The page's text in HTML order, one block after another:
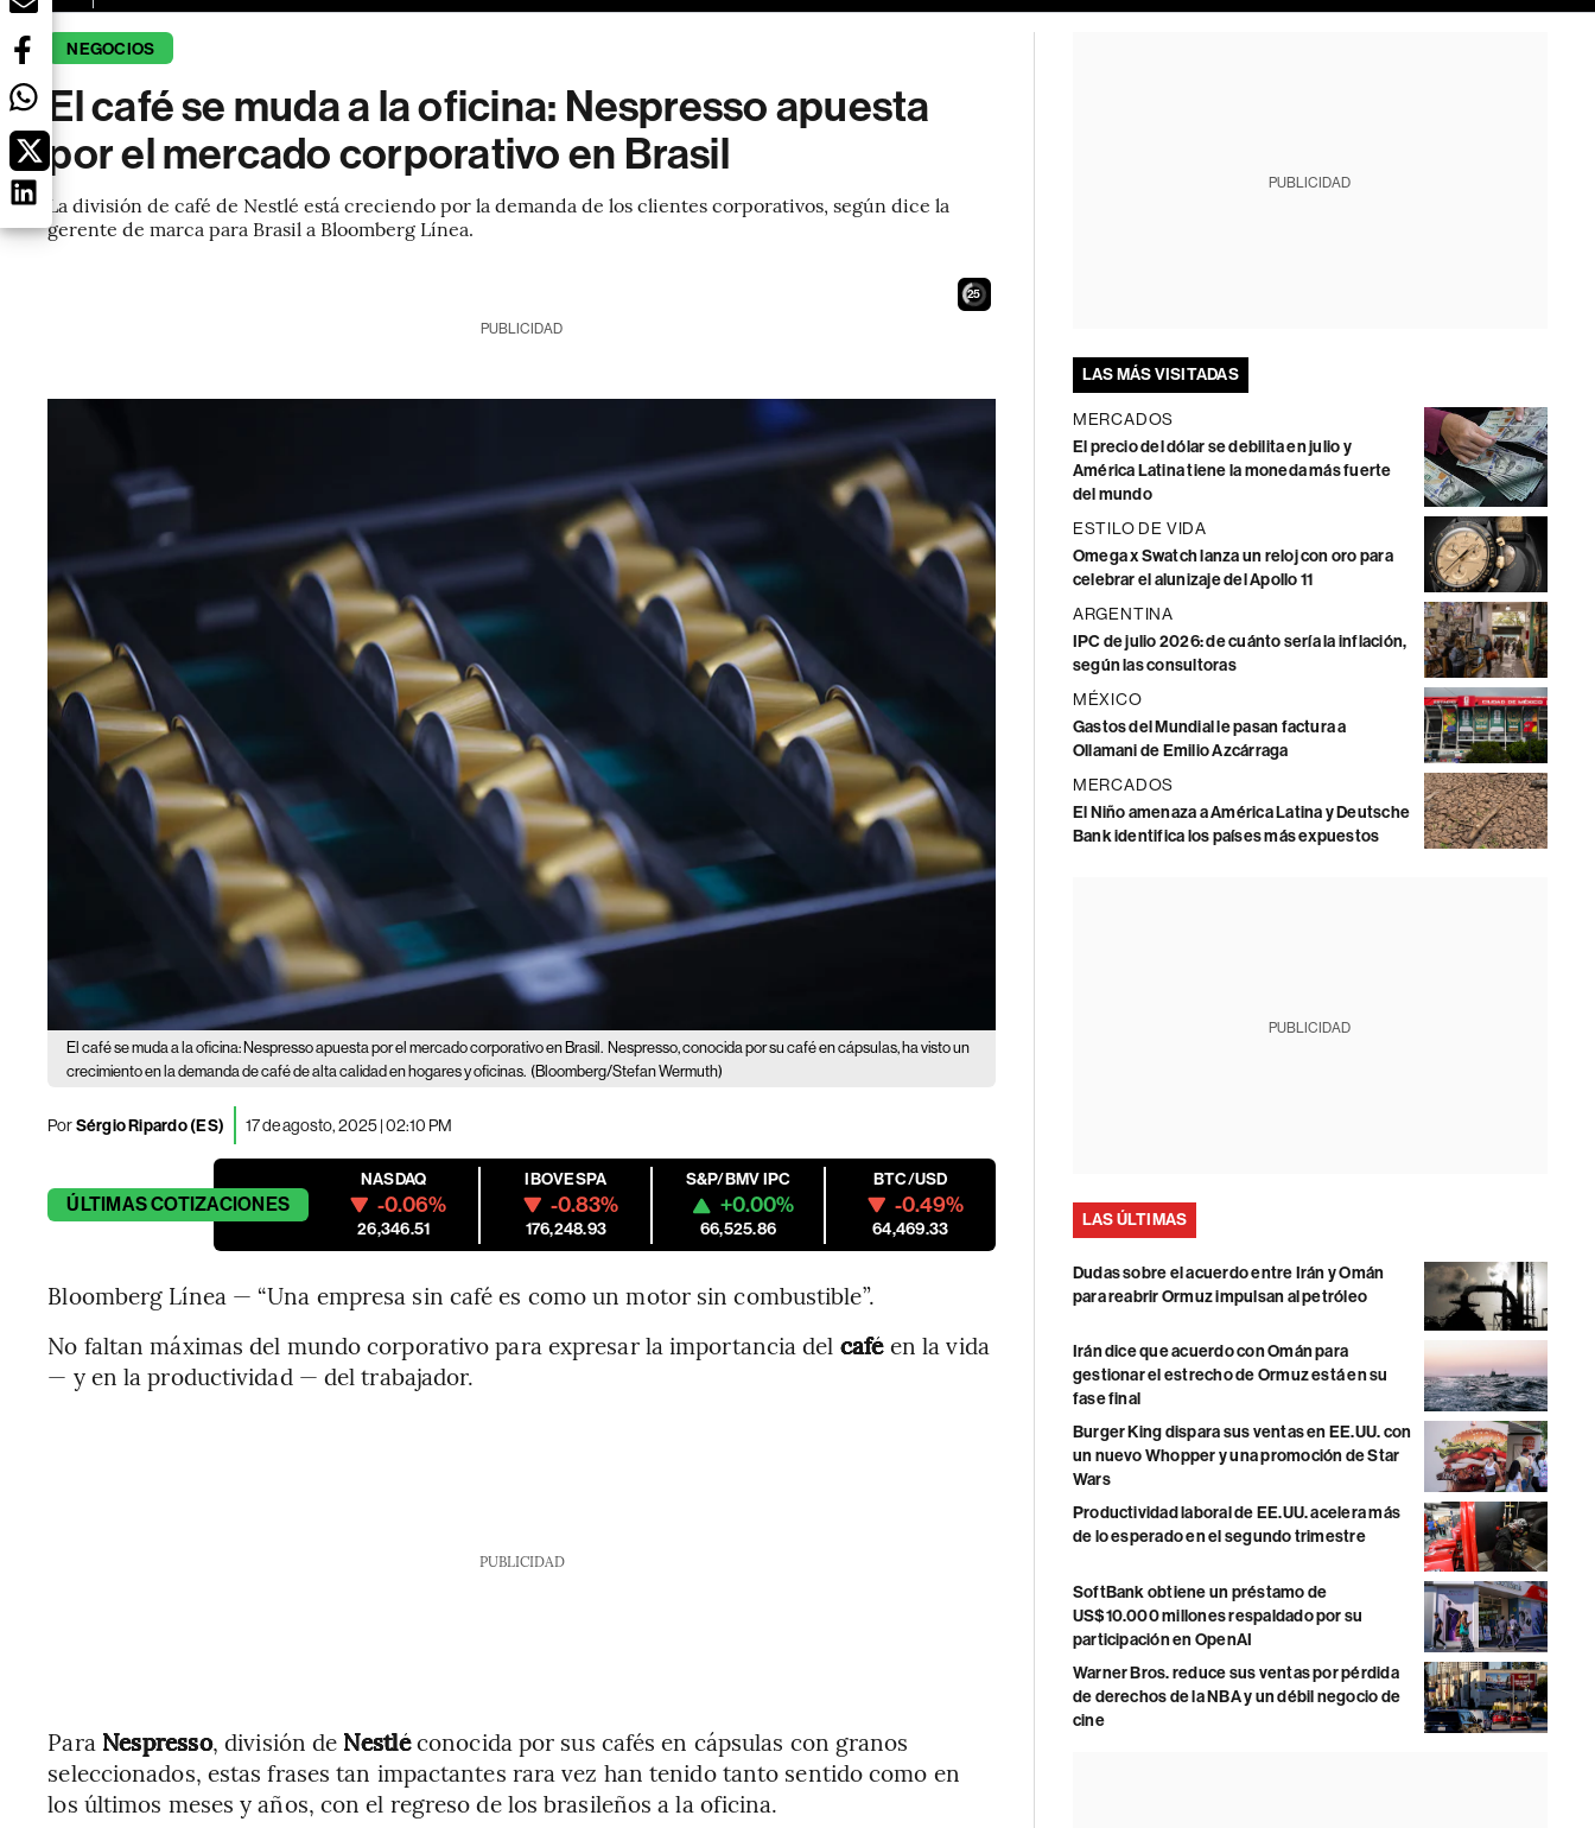
NEGOCIOS
El café se muda a la oficina: Nespresso apuesta
por el mercado corporativo en Brasil
La división de café de Nestlé está creciendo por la demanda de los clientes corporativos, según dice la
gerente de marca para Brasil a Bloomberg Línea.
24
PUBLICIDAD
El café se muda a la oficina: Nespresso apuesta por el mercado corporativo en Brasil. Nespresso, conocida por su café en cápsulas, ha visto un
crecimiento en la demanda de café de alta calidad en hogares y oficinas. (Bloomberg/Stefan Wermuth)
PorSérgio Ripardo (ES) 17 de agosto, 2025 | 02:10 PM
ÚLTIMASCOTIZACIONES
NASDAQ
-0.06%
26,346.51
IBOVESPA
-0.83%
176,248.93
S&P/BMV IPC
+0.00%
66,525.86
BTC/USD
-0.49%
64,469.33
Bloomberg Línea — “Una empresa sin café es como un motor sin combustible”.
No faltan máximas del mundo corporativo para expresar la importancia del caféen la vida
— y en la productividad — del trabajador.
PUBLICIDAD
Para Nespresso, división de Nestléconocida por sus cafés en cápsulas con granos
seleccionados, estas frases tan impactantes rara vez han tenido tanto sentido como en
los últimos meses y años, con el regreso de los brasileños a la oficina.
PUBLICIDAD
LAS MÁS VISITADAS
MERCADOS
El precio del dólar se debilita en julio y
América Latina tiene la moneda más fuerte
del mundo
ESTILO DE VIDA
Omega x Swatch lanza un reloj con oro para
celebrar el alunizaje del Apollo 11
ARGENTINA
IPC de julio 2026: de cuánto sería la inflación,
según las consultoras
MÉXICO
Gastos del Mundial le pasan factura a
Ollamani de Emilio Azcárraga
MERCADOS
El Niño amenaza a América Latina y Deutsche
Bank identifica los países más expuestos
PUBLICIDAD
LAS ÚLTIMAS
Dudas sobre el acuerdo entre Irán y Omán
para reabrir Ormuz impulsan al petróleo
Irán dice que acuerdo con Omán para
gestionar el estrecho de Ormuz está en su
fase final
Burger King dispara sus ventas en EE.UU. con
un nuevo Whopper y una promoción de Star
Wars
Productividad laboral de EE.UU. acelera más
de lo esperado en el segundo trimestre
SoftBank obtiene un préstamo de
US$10.000 millones respaldado por su
participación en OpenAI
Warner Bros. reduce sus ventas por pérdida
de derechos de la NBA y un débil negocio de
cine